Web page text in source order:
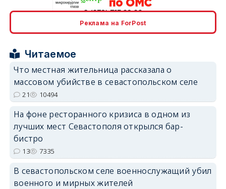
erid: 2SDnjdvhGXG
Реклама на ForPost
Читаемое
Что местная жительница рассказала о
массовом убийстве в севастопольском селе
21 10494
На фоне ресторанного кризиса в одном из
лучших мест Севастополя открылся бар-
бистро
13 7335
В севастопольском селе военнослужащий убил
военного и мирных жителей